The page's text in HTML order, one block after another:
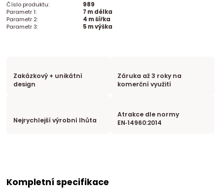
Číslo produktu:
989
Parametr 1:
7 m délka
Parametr 2:
4 m šířka
Parametr 3:
5 m výška
Zakázkový + unikátní
design
Záruka až 3 roky na
komerční využití
Nejrychlejší výrobní lhůta
Atrakce dle normy
EN‑14960:2014
Kompletní specifikace